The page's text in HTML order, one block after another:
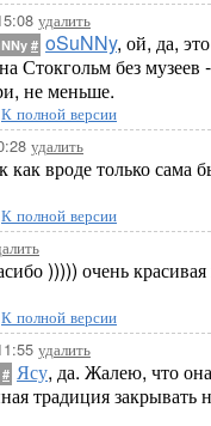
удалить
# oSuNNy, ой, да,
Стокгольм без музеев
не меньше.
К полной версии
удалить
как вроде только сама
К полной версии
))))) очень
К полной версии
удалить
# Ясу, да. Жалею, что
традиция закрывать